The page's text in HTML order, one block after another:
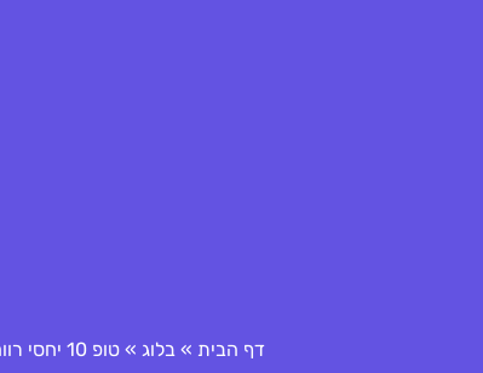
דף הבית » בלוג » טופ 10 יחסי רווחיות לשנת 2025: הכלים שחשוב להכיר להצלחה פיננסית